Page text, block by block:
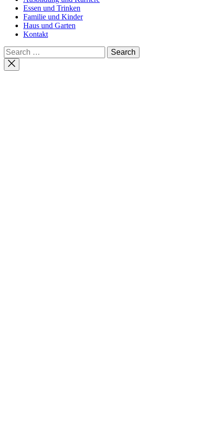
Essen und Trinken
Familie und Kinder
Haus und Garten
Kontakt
Search
for:
Close
search